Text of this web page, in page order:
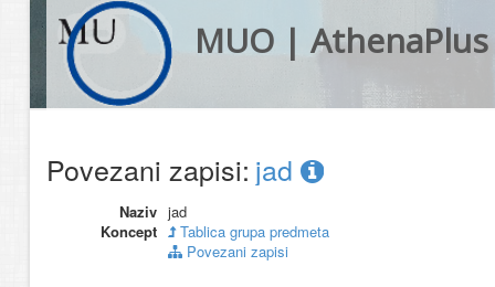
MUO | AthenaPlus
Povezani zapisi: jad
Naziv jad
Koncept
Tablica grupa predmeta
Povezani zapisi